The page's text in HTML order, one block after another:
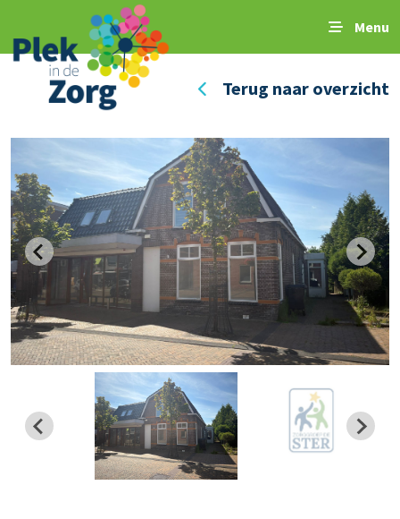
Menu
Terug naar overzicht